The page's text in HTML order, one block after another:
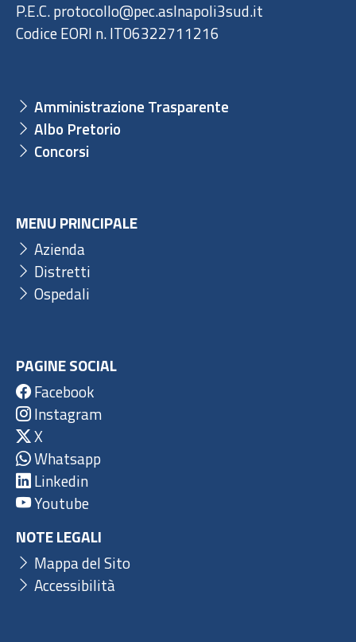
P.E.C. protocollo@pec.aslnapoli3sud.it
Codice EORI n. IT06322711216
Amministrazione Trasparente
Albo Pretorio
Concorsi
MENU PRINCIPALE
Azienda
Distretti
Ospedali
PAGINE SOCIAL
Facebook
Instagram
X
Whatsapp
Linkedin
Youtube
NOTE LEGALI
Mappa del Sito
Accessibilità